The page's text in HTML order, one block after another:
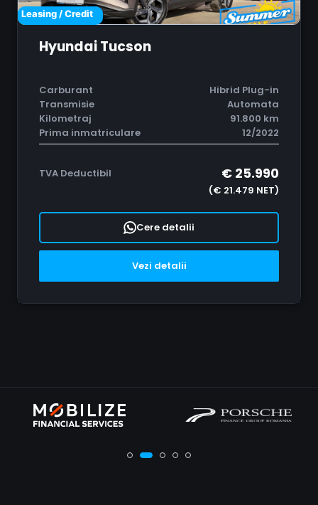
Leasing / Credit
Hyundai Tucson
Carburant
Hibrid Plug-in
Transmisie
Automata
Kilometraj
91.800 km
Prima inmatriculare
12/2022
TVA Deductibil € 25.990
(€ 21.479 NET)
Cere detalii
Vezi detalii